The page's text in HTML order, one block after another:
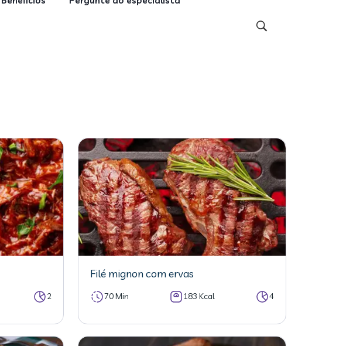
2
Filé mignon com ervas
70 Min 183 Kcal 4